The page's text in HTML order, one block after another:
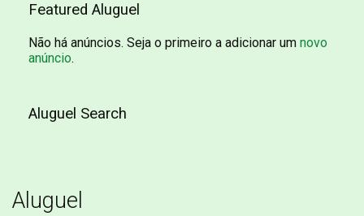
Featured Aluguel
Não há anúncios. Seja o primeiro a adicionar um novo
anúncio.
Aluguel Search
Aluguel